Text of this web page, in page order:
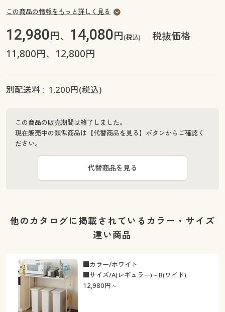
よくある質問とお問い合わせ
この商品の情報をもっと詳しく見る
12,980円、 14,080円(税込)
税抜価格
11,800円、12,800円
別配送料 : 1,200円(税込)
この商品の販売期間は終了しました。
現在販売中の類似商品は【代替商品を見る】ボタンからご確認く
ださい。
代替商品を見る
他のカタログに掲載されているカラー・サイズ
違い商品
12,980円～
■カラー/ホワイト
■サイズ/A(レギュラー)～B(ワイド)